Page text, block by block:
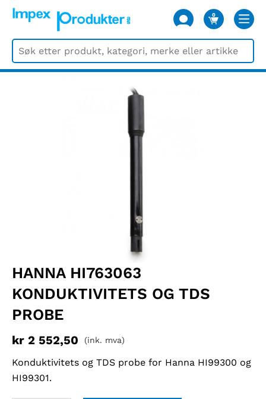
0
VARER
HANNA HI763063
KONDUKTIVITETS OG TDS
PROBE
kr 2 552,50 (ink. mva)
Konduktivitets og TDS probe for Hanna HI99300 og
HI99301.